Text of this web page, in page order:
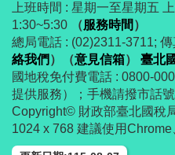
上班時間 : 星期一至星期五
1:30~5:30
（服務時間 ）
總局電話 : (02)2311-3711;
絡我們 ） （意見信箱）
臺北
國地稅免付費電話 : 0800-
提供服務）；手機請撥市話
Copyright© 財政部臺北國
1024 x 768 建議使用Chrome